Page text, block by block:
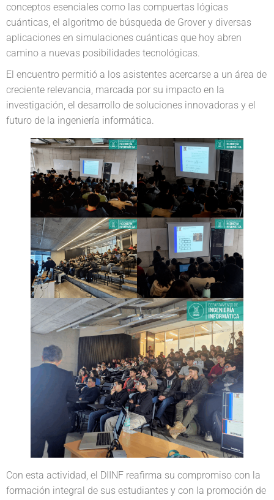
conceptos esenciales como las compuertas lógicas
cuánticas, el algoritmo de búsqueda de Grover y diversas
aplicaciones en simulaciones cuánticas que hoy abren
camino a nuevas posibilidades tecnológicas.
El encuentro permitió a los asistentes acercarse a un área de
creciente relevancia, marcada por su impacto en la
investigación, el desarrollo de soluciones innovadoras y el
futuro de la ingeniería informática.
Con esta actividad, el DIINF reafirma su compromiso con la
formación integral de sus estudiantes y con la promoción de